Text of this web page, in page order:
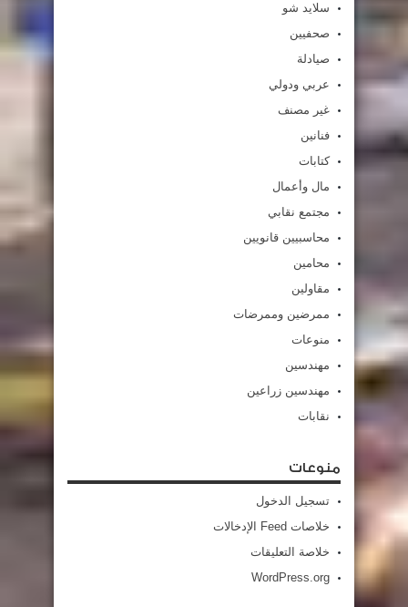
سلايد شو
صحفيين
صيادلة
عربي ودولي
غير مصنف
فنانين
كتابات
مال وأعمال
مجتمع نقابي
محاسبيين قانويين
محامين
مقاولين
ممرضين وممرضات
منوعات
مهندسين
مهندسين زراعين
نقابات
منوعات
تسجيل الدخول
خلاصات Feed الإدخالات
خلاصة التعليقات
WordPress.org